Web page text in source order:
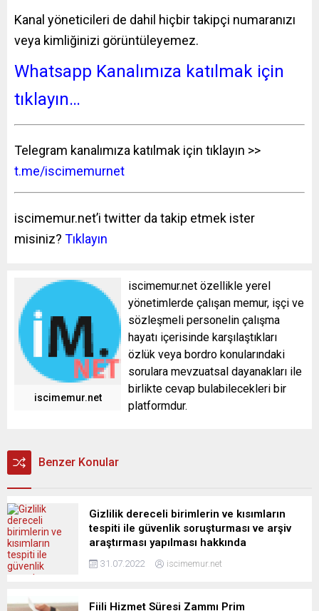
Kanal yöneticileri de dahil hiçbir takipçi numaranızı
veya kimliğinizi görüntüleyemez.
Whatsapp Kanalımıza katılmak için
tıklayın…
Telegram kanalımıza katılmak için tıklayın >>
t.me/iscimemurnet
iscimemur.net’i twitter da takip etmek ister
misiniz? Tıklayın
iscimemur.net
iscimemur.net özellikle yerel
yönetimlerde çalışan memur, işçi ve
sözleşmeli personelin çalışma
hayatı içerisinde karşılaştıkları
özlük veya bordro konularındaki
sorulara mevzuatsal dayanakları ile
birlikte cevap bulabilecekleri bir
platformdur.
Benzer Konular
Gizlilik dereceli birimlerin ve kısımların
tespiti ile güvenlik soruşturması ve arşiv
araştırması yapılması hakkında
31.07.2022 iscimemur.net
Fiili Hizmet Süresi Zammı Prim